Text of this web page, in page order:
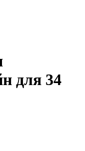
для 34